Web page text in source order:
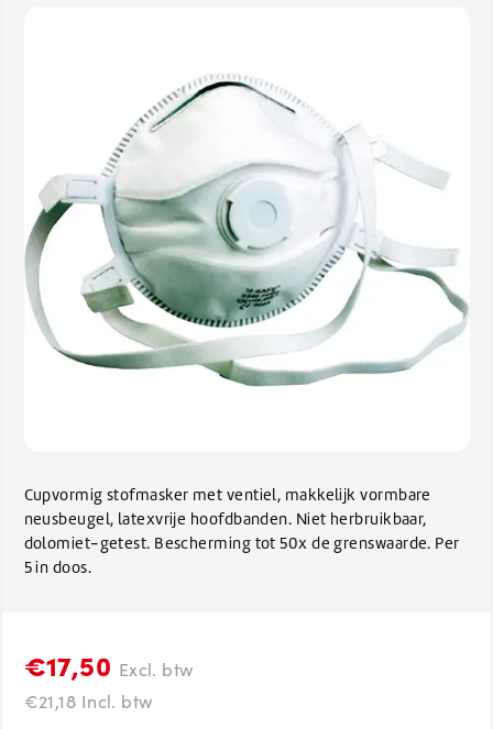
Cupvormig stofmasker met ventiel, makkelijk vormbare
neusbeugel, latexvrije hoofdbanden. Niet herbruikbaar,
dolomiet-getest. Bescherming tot 50x de grenswaarde. Per
5 in doos.
€17,50 Excl. btw
€21,18 Incl. btw